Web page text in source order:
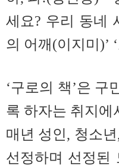
세요? 우리 동네
의 어깨(이지미)’
‘구로의 책’은
록 하자는 취지에
매년 성인, 청소
선정하며 선정된